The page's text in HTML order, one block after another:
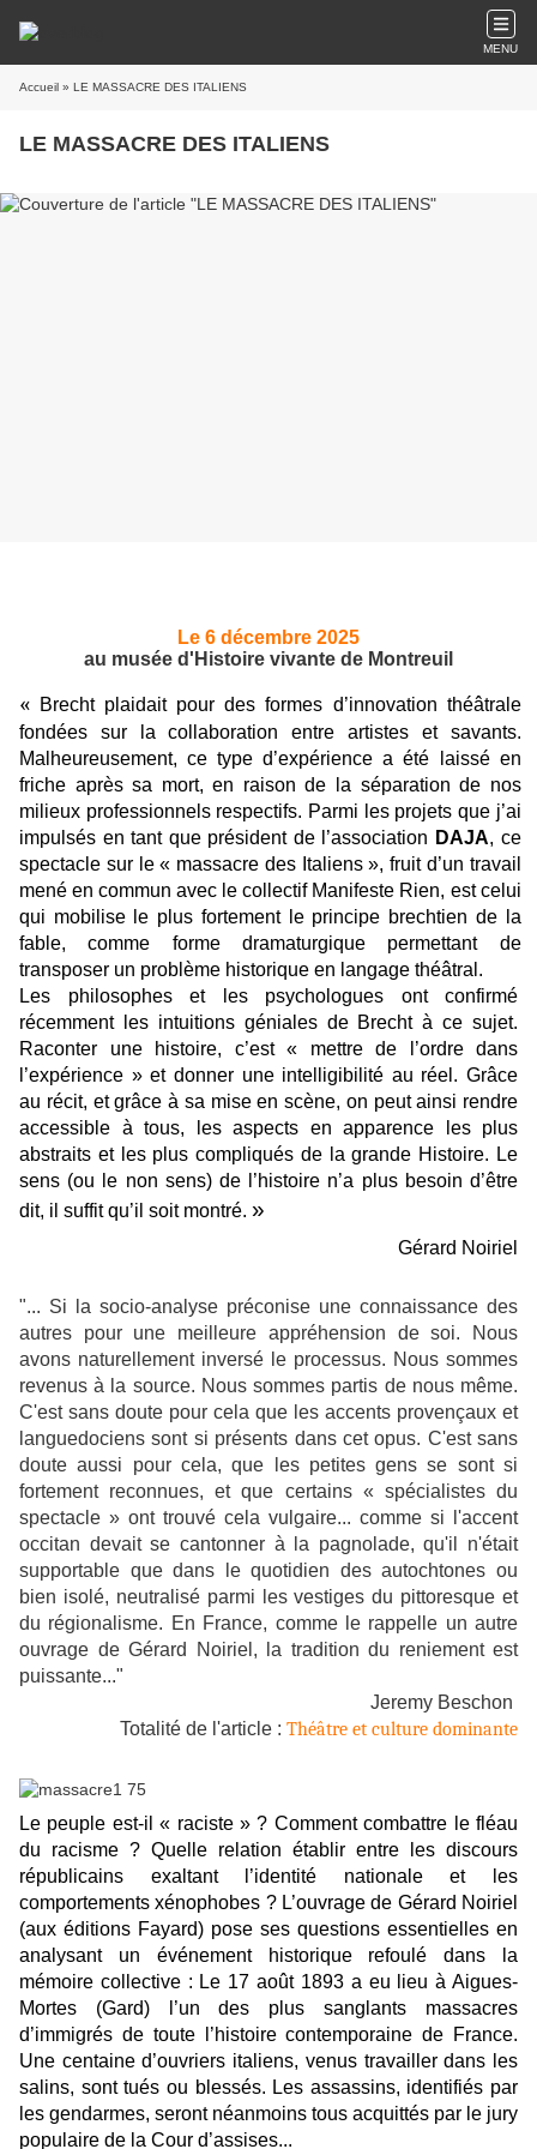
MENU
Accueil » LE MASSACRE DES ITALIENS
LE MASSACRE DES ITALIENS
Le 6 décembre 2025
au musée d'Histoire vivante de Montreuil
« Brecht plaidait pour des formes d’innovation théâtrale
fondées sur la collaboration entre artistes et savants.
Malheureusement, ce type d’expérience a été laissé en
friche après sa mort, en raison de la séparation de nos
milieux professionnels respectifs. Parmi les projets que j’ai
impulsés en tant que président de l’association DAJA, ce
spectacle sur le « massacre des Italiens », fruit d’un travail
mené en commun avec le collectif Manifeste Rien, est celui
qui mobilise le plus fortement le principe brechtien de la
fable, comme forme dramaturgique permettant de
transposer un problème historique en langage théâtral.
Les philosophes et les psychologues ont confirmé
récemment les intuitions géniales de Brecht à ce sujet.
Raconter une histoire, c’est « mettre de l’ordre dans
l’expérience » et donner une intelligibilité au réel. Grâce
au récit, et grâce à sa mise en scène, on peut ainsi rendre
accessible à tous, les aspects en apparence les plus
abstraits et les plus compliqués de la grande Histoire. Le
sens (ou le non sens) de l’histoire n’a plus besoin d’être
dit, il suffit qu’il soit montré. »
Gérard Noiriel
"... Si la socio-analyse préconise une connaissance des
autres pour une meilleure appréhension de soi. Nous
avons naturellement inversé le processus. Nous sommes
revenus à la source. Nous sommes partis de nous même.
C'est sans doute pour cela que les accents provençaux et
languedociens sont si présents dans cet opus. C'est sans
doute aussi pour cela, que les petites gens se sont si
fortement reconnues, et que certains « spécialistes du
spectacle » ont trouvé cela vulgaire... comme si l'accent
occitan devait se cantonner à la pagnolade, qu'il n'était
supportable que dans le quotidien des autochtones ou
bien isolé, neutralisé parmi les vestiges du pittoresque et
du régionalisme. En France, comme le rappelle un autre
ouvrage de Gérard Noiriel, la tradition du reniement est
puissante..."
Jeremy Beschon
Totalité de l'article : Théâtre et culture dominante
Le peuple est-il « raciste » ? Comment combattre le fléau
du racisme ? Quelle relation établir entre les discours
républicains exaltant l’identité nationale et les
comportements xénophobes ? L’ouvrage de Gérard Noiriel
(aux éditions Fayard) pose ses questions essentielles en
analysant un événement historique refoulé dans la
mémoire collective : Le 17 août 1893 a eu lieu à Aigues-
Mortes (Gard) l’un des plus sanglants massacres
d’immigrés de toute l’histoire contemporaine de France.
Une centaine d’ouvriers italiens, venus travailler dans les
salins, sont tués ou blessés. Les assassins, identifiés par
les gendarmes, seront néanmoins tous acquittés par le jury
populaire de la Cour d’assises...